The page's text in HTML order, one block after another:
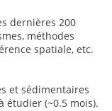
dernières 200
méthodes
spatiale, etc.
et sédimentaires
étudier (~0.5 mois).